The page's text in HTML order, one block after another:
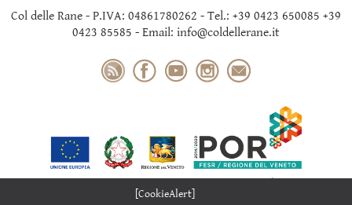
Col delle Rane - P.IVA: 04861780262 - Tel.: +39 0423 650085 +39
0423 85585 - Email: info@coldellerane.it
[CookieAlert]